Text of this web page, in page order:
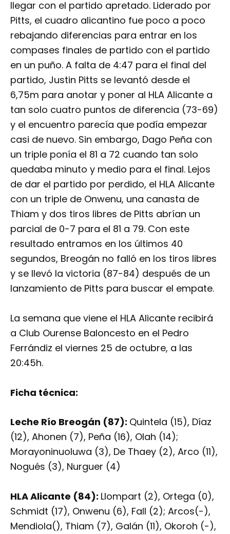
llegar con el partido apretado. Liderado por
Pitts, el cuadro alicantino fue poco a poco
rebajando diferencias para entrar en los
compases finales de partido con el partido
en un puño. A falta de 4:47 para el final del
partido, Justin Pitts se levantó desde el
6,75m para anotar y poner al HLA Alicante a
tan solo cuatro puntos de diferencia (73-69)
y el encuentro parecía que podía empezar
casi de nuevo. Sin embargo, Dago Peña con
un triple ponía el 81 a 72 cuando tan solo
quedaba minuto y medio para el final. Lejos
de dar el partido por perdido, el HLA Alicante
con un triple de Onwenu, una canasta de
Thiam y dos tiros libres de Pitts abrían un
parcial de 0-7 para el 81 a 79. Con este
resultado entramos en los últimos 40
segundos, Breogán no falló en los tiros libres
y se llevó la victoria (87-84) después de un
lanzamiento de Pitts para buscar el empate.
La semana que viene el HLA Alicante recibirá
a Club Ourense Baloncesto en el Pedro
Ferrándiz el viernes 25 de octubre, a las
20:45h.
Ficha técnica:
Leche Río Breogán (87): Quintela (15), Díaz
(12), Ahonen (7), Peña (16), Olah (14);
Morayoninuoluwa (3), De Thaey (2), Arco (11),
Nogués (3), Nurguer (4)
HLA Alicante (84): Llompart (2), Ortega (0),
Schmidt (17), Onwenu (6), Fall (2); Arcos(-),
Mendiola(), Thiam (7), Galán (11), Okoroh (-),